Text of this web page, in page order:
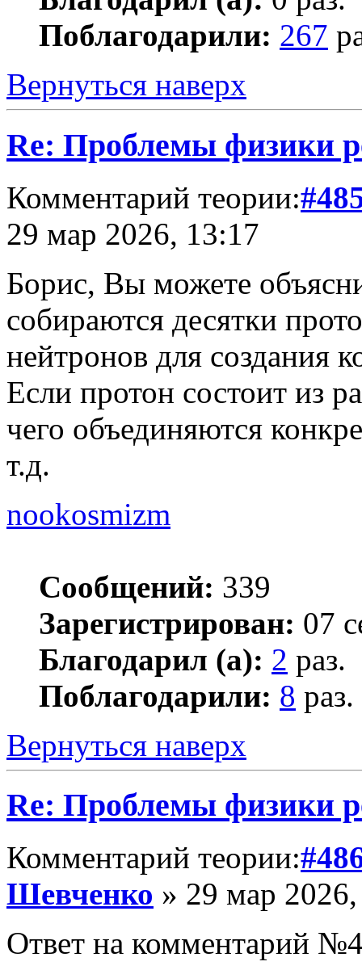
Поблагодарили: 267
Вернуться наверх
Re: Проблемы физики
Комментарий теории:
29 мар 2026, 13:17
Борис, Вы можете
собираются десятки
нейтронов для создания
Если протон состоит из
чего объединяются
т.д.
nookosmizm
Сообщений: 339
Зарегистрирован: 07
Благодарил (а): 2 раз.
Поблагодарили: 8 раз.
Вернуться наверх
Re: Проблемы физики
Комментарий теории:
Шевченко » 29 мар
Ответ на комментарий